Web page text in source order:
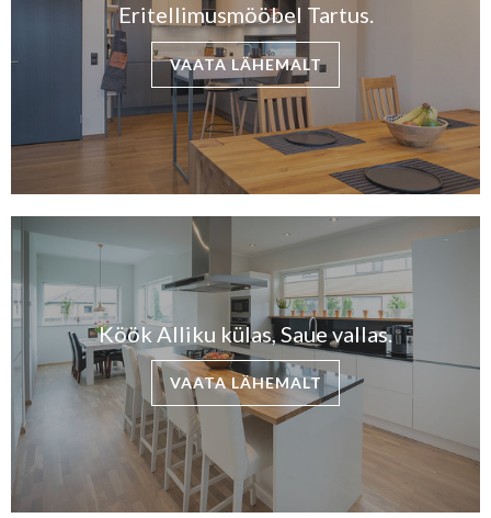
Eritellimusmööbel Tartus.
VAATA LÄHEMALT
Köök Alliku külas, Saue vallas.
VAATA LÄHEMALT